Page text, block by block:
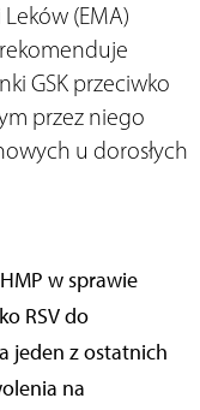
(EMA)
GSK przeciwko
przez niego
u dorosłych
w sprawie
RSV do
jeden z ostatnich
na